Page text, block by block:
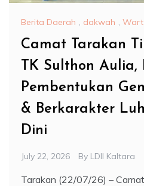
Berita Daerah , dakwah ,
Camat Tarakan
TK Sulthon Aulia,
Pembentukan
& Berkarakter
Dini
July 22, 2026 By LDII Kaltara
Tarakan (22/07/26) –